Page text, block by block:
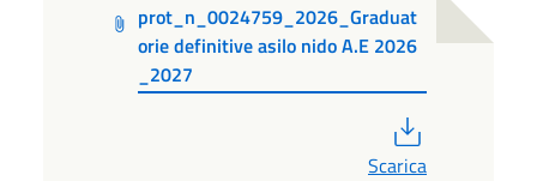
prot_n_0024759_2026_Graduat
orie definitive asilo nido A.E 2026
_2027
Scarica